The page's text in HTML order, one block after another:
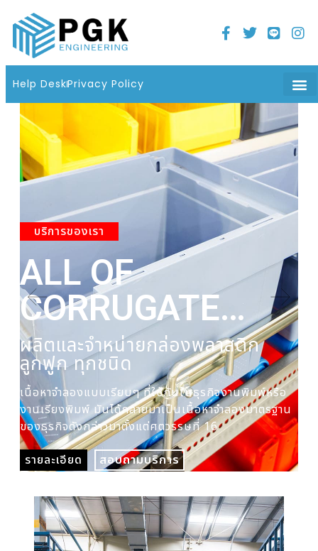
Help DeskPrivacy Policy
Home
21 มิถุนายน 2022
บริการของเรา
ALL OF
CORRUGATE
PLASTIC BOX
ผลิตและจำหน่ายกล่องพลาสติก
ลูกฟูก ทุกชนิด
เนื้อหาจำลองแบบเรียบๆ ที่ใช้กันในธุรกิจงานพิมพ์หรือ
งานเรียงพิมพ์ มันได้กลายมาเป็นเนื้อหาจำลองมาตรฐาน
ของธุรกิจดังกล่าวมาตั้งแต่ศตวรรษที่ 16
รายละเอียด
สอบถามบริการ